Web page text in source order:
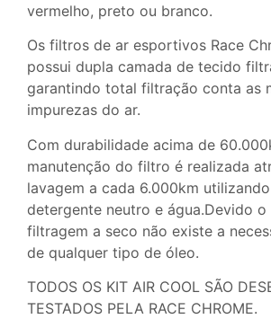
vermelho, preto ou branco.
Os filtros de ar esportivos Race
possui dupla camada de tecido
garantindo total filtração conta as
impurezas do ar.
Com durabilidade acima de
manutenção do filtro é realizada
lavagem a cada 6.000km
detergente neutro e água.Devido o
filtragem a seco não existe a
de qualquer tipo de óleo.
TODOS OS KIT AIR COOL SÃO
TESTADOS PELA RACE CHROME.